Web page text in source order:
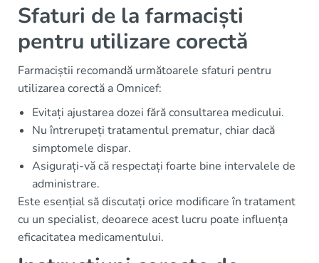
Sfaturi de la farmaciști
pentru utilizare corectă
Farmaciștii recomandă următoarele sfaturi pentru
utilizarea corectă a Omnicef:
Evitați ajustarea dozei fără consultarea medicului.
Nu întrerupeți tratamentul prematur, chiar dacă
simptomele dispar.
Asigurați-vă că respectați foarte bine intervalele de
administrare.
Este esențial să discutați orice modificare în tratament
cu un specialist, deoarece acest lucru poate influența
eficacitatea medicamentului.